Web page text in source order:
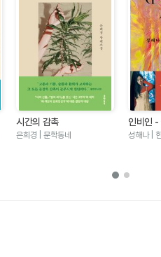
시간의 감촉
은희경 | 문학동네
인비인 -
성해나 |